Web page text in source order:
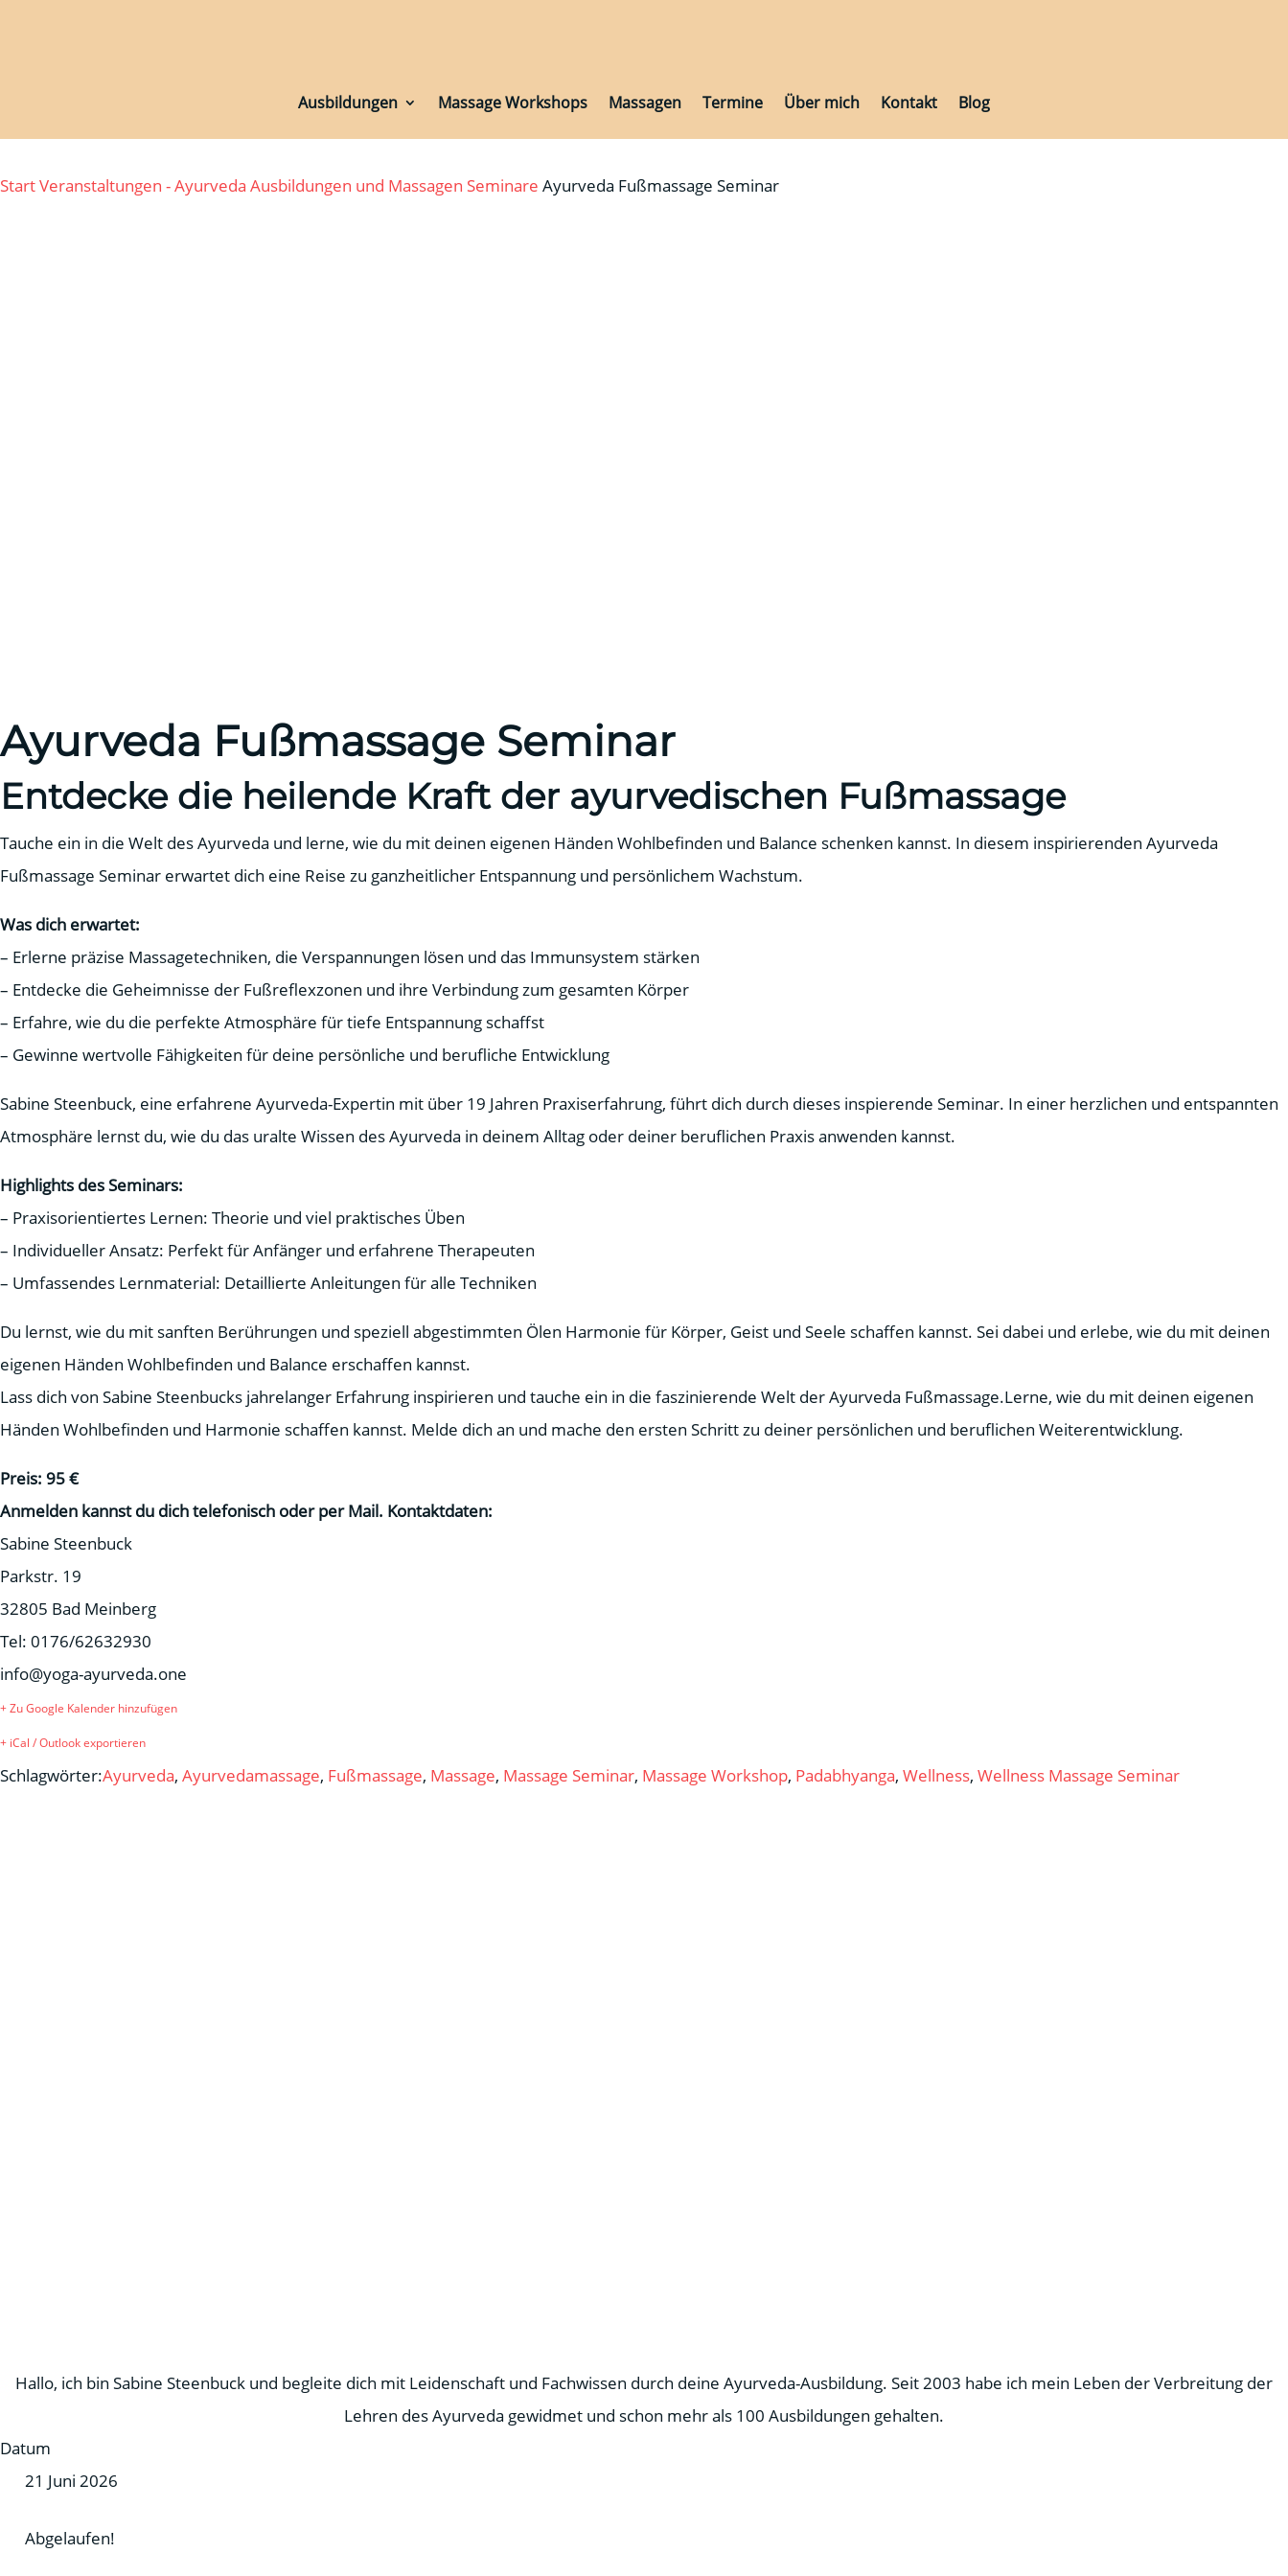
Ausbildungen Massage Workshops Massagen Termine Über mich Kontakt Blog
StartVeranstaltungen - Ayurveda Ausbildungen und Massagen Seminare Ayurveda Fußmassage Seminar
Ayurveda Fußmassage Seminar
Entdecke die heilende Kraft der ayurvedischen Fußmassage
Tauche ein in die Welt des Ayurveda und lerne, wie du mit deinen eigenen Händen Wohlbefinden und Balance schenken kannst. In diesem inspirierenden Ayurveda
Fußmassage Seminar erwartet dich eine Reise zu ganzheitlicher Entspannung und persönlichem Wachstum.
Was dich erwartet:
– Erlerne präzise Massagetechniken, die Verspannungen lösen und das Immunsystem stärken
– Entdecke die Geheimnisse der Fußreflexzonen und ihre Verbindung zum gesamten Körper
– Erfahre, wie du die perfekte Atmosphäre für tiefe Entspannung schaffst
– Gewinne wertvolle Fähigkeiten für deine persönliche und berufliche Entwicklung
Sabine Steenbuck, eine erfahrene Ayurveda-Expertin mit über 19 Jahren Praxiserfahrung, führt dich durch dieses inspierende Seminar. In einer herzlichen und entspannten
Atmosphäre lernst du, wie du das uralte Wissen des Ayurveda in deinem Alltag oder deiner beruflichen Praxis anwenden kannst.
Highlights des Seminars:
– Praxisorientiertes Lernen: Theorie und viel praktisches Üben
– Individueller Ansatz: Perfekt für Anfänger und erfahrene Therapeuten
– Umfassendes Lernmaterial: Detaillierte Anleitungen für alle Techniken
Du lernst, wie du mit sanften Berührungen und speziell abgestimmten Ölen Harmonie für Körper, Geist und Seele schaffen kannst. Sei dabei und erlebe, wie du mit deinen
eigenen Händen Wohlbefinden und Balance erschaffen kannst.
Lass dich von Sabine Steenbucks jahrelanger Erfahrung inspirieren und tauche ein in die faszinierende Welt der Ayurveda Fußmassage.Lerne, wie du mit deinen eigenen
Händen Wohlbefinden und Harmonie schaffen kannst. Melde dich an und mache den ersten Schritt zu deiner persönlichen und beruflichen Weiterentwicklung.
Preis: 95 €
Anmelden kannst du dich telefonisch oder per Mail. Kontaktdaten:
Sabine Steenbuck
Parkstr. 19
32805 Bad Meinberg
Tel: 0176/62632930
info@yoga-ayurveda.one
+ Zu Google Kalender hinzufügen
+ iCal / Outlook exportieren
Schlagwörter:Ayurveda, Ayurvedamassage, Fußmassage, Massage, Massage Seminar, Massage Workshop, Padabhyanga, Wellness, Wellness Massage Seminar
Hallo, ich bin Sabine Steenbuck und begleite dich mit Leidenschaft und Fachwissen durch deine Ayurveda-Ausbildung. Seit 2003 habe ich mein Leben der Verbreitung der
Lehren des Ayurveda gewidmet und schon mehr als 100 Ausbildungen gehalten.
Datum
21 Juni 2026
Abgelaufen!